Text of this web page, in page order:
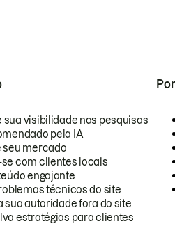
sua visibilidade nas pesquisas
pela IA
seu mercado
com clientes locais
engajante
técnicos do site
sua autoridade fora do site
estratégias para clientes